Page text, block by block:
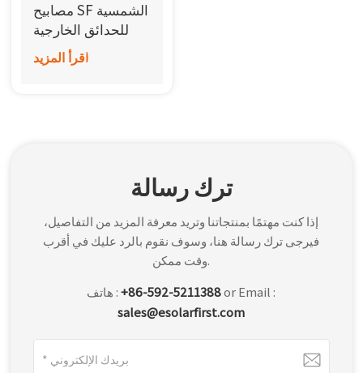
한국어
بالعربية
مصابيح SF الشمسية
للحدائق الخارجية
اقرأ المزيد
ترك رسالة
إذا كنت مهتمًا بمنتجاتنا وتريد معرفة المزيد من التفاصيل،
فيرجى ترك رسالة هنا، وسوف نقوم بالرد عليك في أقرب
وقت ممكن.
هاتف :+86-592-5211388or Email :
sales@esolarfirst.com